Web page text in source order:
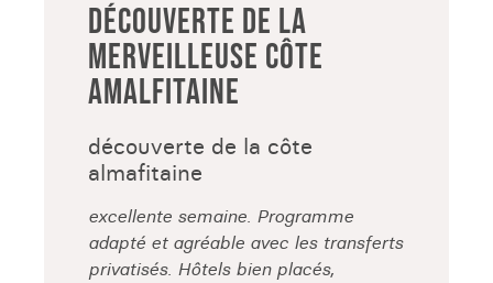
DÉCOUVERTE DE LA
MERVEILLEUSE CÔTE
AMALFITAINE
découverte de la côte
almafitaine
excellente semaine. Programme
adapté et agréable avec les transferts
privatisés. Hôtels bien placés,